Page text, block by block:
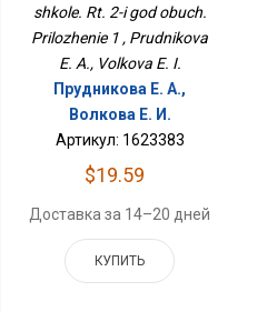
shkole. Rt. 2-i god obuch.
Prilozhenie 1 , Prudnikova
E. A., Volkova E. I.
Прудникова Е. А.,
Волкова Е. И.
Артикул: 1623383
$19.59
Доставка за 14–20 дней
КУПИТЬ